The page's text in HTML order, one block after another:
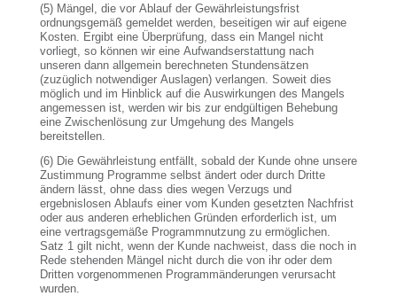
(5) Mängel, die vor Ablauf der Gewährleistungsfrist
ordnungsgemäß gemeldet werden, beseitigen wir auf eigene
Kosten. Ergibt eine Überprüfung, dass ein Mangel nicht
vorliegt, so können wir eine Aufwandserstattung nach
unseren dann allgemein berechneten Stundensätzen
(zuzüglich notwendiger Auslagen) verlangen. Soweit dies
möglich und im Hinblick auf die Auswirkungen des Mangels
angemessen ist, werden wir bis zur endgültigen Behebung
eine Zwischenlösung zur Umgehung des Mangels
bereitstellen.
(6) Die Gewährleistung entfällt, sobald der Kunde ohne unsere
Zustimmung Programme selbst ändert oder durch Dritte
ändern lässt, ohne dass dies wegen Verzugs und
ergebnislosen Ablaufs einer vom Kunden gesetzten Nachfrist
oder aus anderen erheblichen Gründen erforderlich ist, um
eine vertragsgemäße Programmnutzung zu ermöglichen.
Satz 1 gilt nicht, wenn der Kunde nachweist, dass die noch in
Rede stehenden Mängel nicht durch die von ihr oder dem
Dritten vorgenommenen Programmänderungen verursacht
wurden.